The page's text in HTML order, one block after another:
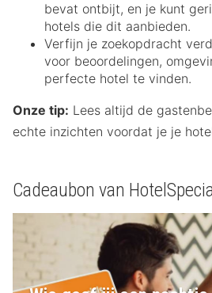
bevat ontbijt, en je kunt
hotels die dit aanbieden.
Verfijn je zoekopdracht
voor beoordelingen,
perfecte hotel te vinden.
Onze tip: Lees altijd de
echte inzichten voordat je je
Cadeaubon van